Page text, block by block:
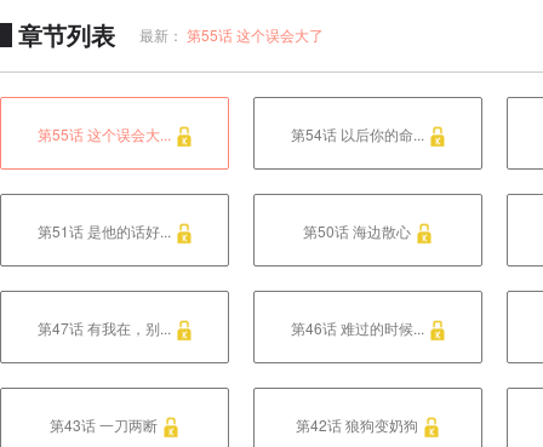
章节列表 最新： 第55话 这个误会大了
第55话 这个误会大... 第54话 以后你的命...
第51话 是他的话好... 第50话 海边散心
第47话 有我在，别... 第46话 难过的时候...
第43话 一刀两断 第42话 狼狗变奶狗